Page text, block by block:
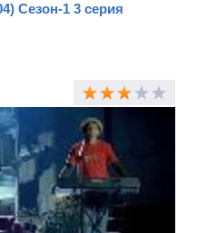
Сезон-1 3 серия